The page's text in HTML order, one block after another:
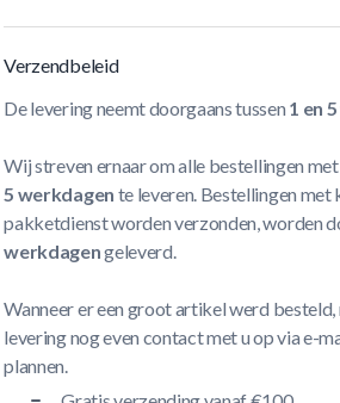
Verzendbeleid
De levering neemt doorgaans tussen 1 en
Wij streven ernaar om alle bestellingen
5 werkdagen te leveren. Bestellingen met
pakketdienst worden verzonden, worden
werkdagengeleverd.
Wanneer er een groot artikel werd
levering nog even contact met u op via e-
plannen.